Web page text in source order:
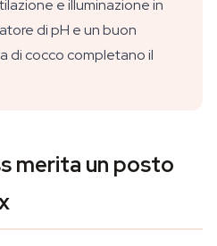
e illuminazione in
di pH e un buon
di cocco completano il
merita un posto